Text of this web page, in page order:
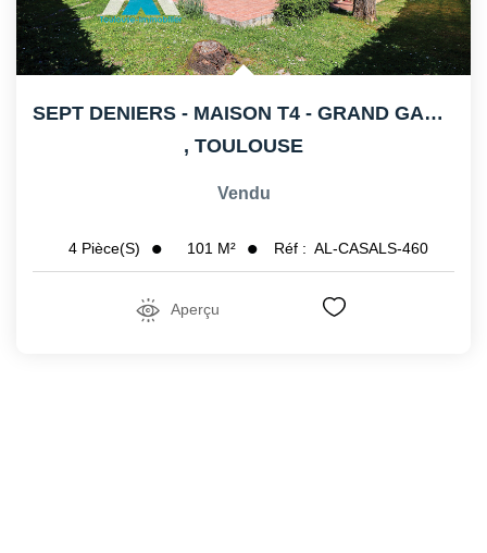
SEPT DENIERS - MAISON T4 - GRAND GARAGE
, TOULOUSE
Vendu
4 Pièce(s) 101 M² Réf : AL-CASALS-460
Aperçu